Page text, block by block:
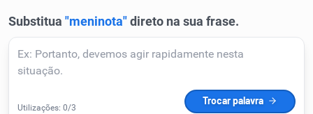
Corrigir Texto